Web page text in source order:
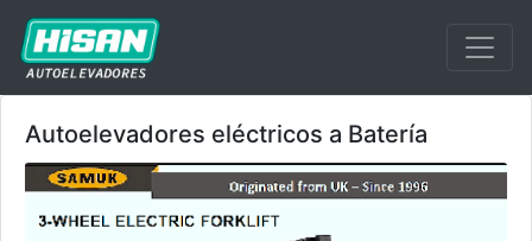
Autoelevadores eléctricos a Batería